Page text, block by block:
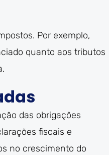
Por exemplo,
quanto aos tributos
das obrigações
fiscais e
no crescimento do